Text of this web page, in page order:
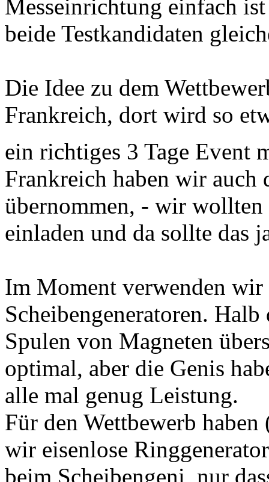
Messeinrichtung einfach
beide Testkandidaten
Die Idee zu dem
Frankreich, dort wird so
ein richtiges 3 Tage Event
Frankreich haben wir auch
übernommen, - wir wollten
einladen und da sollte das
Im Moment verwenden
Scheibengeneratoren.
Spulen von Magneten
optimal, aber die Genis
alle mal genug Leistung.
Für den Wettbewerb
wir eisenlose
beim Scheibengeni, nur